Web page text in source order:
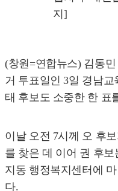
지]
(창원=연합뉴스) 김동
거 투표일인 3일 경남교
태 후보도 소중한 한 표
이날 오전 7시께 오 후
를 찾은 데 이어 권 후보
지동 행정복지센터에
다.